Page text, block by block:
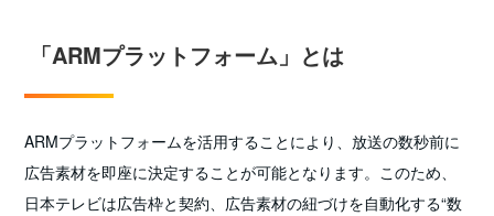
「ARMプラットフォーム」とは
ARMプラットフォームを活用することにより、放送の数秒前に
広告素材を即座に決定することが可能となります。このため、
日本テレビは広告枠と契約、広告素材の紐づけを自動化する“数